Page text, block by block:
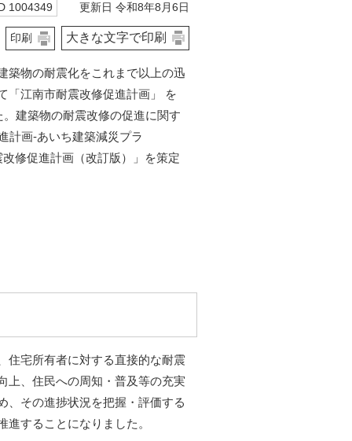
1004349 更新日 令和8年8月6日
印刷 大きな文字で印刷
物の耐震化をこれまで以上の迅
「江南市耐震改修促進計画」 を
建築物の耐震改修の促進に関す
計画-あいち建築減災プラ
修促進計画（改訂版）」を策定
住宅所有者に対する直接的な耐震
上、住民への周知・普及等の充実
、その進捗状況を把握・評価する
することになりました。